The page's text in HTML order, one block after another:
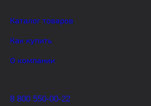
Каталог товаров
Как купить
О компании
8 800 550-00-22